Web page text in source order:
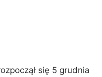
się 5 grudnia